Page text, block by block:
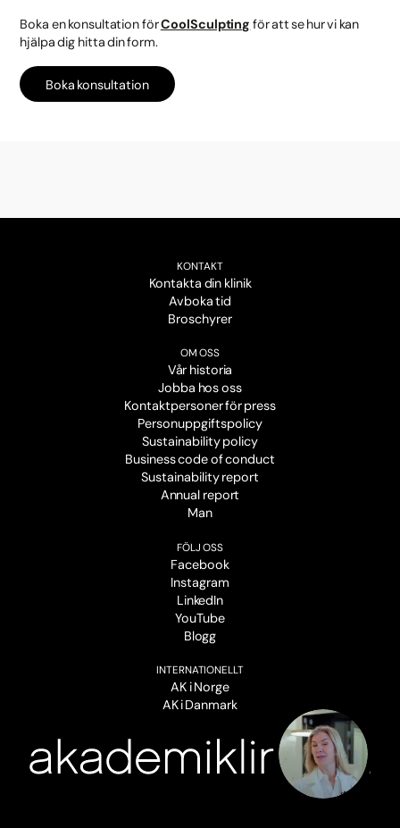
Boka en konsultation förCoolSculpting för att se hur vi kan
hjälpa dig hitta din form.
Boka konsultation
KONTAKT
Kontakta din klinik
Avboka tid
Broschyrer
OM OSS
Vår historia
Jobba hos oss
Kontaktpersoner för press
Personuppgiftspolicy
Sustainability policy
Business code of conduct
Sustainability report
Annual report
Man
FÖLJ OSS
Facebook
Instagram
LinkedIn
YouTube
Blogg
INTERNATIONELLT
AK i Norge
AK i Danmark